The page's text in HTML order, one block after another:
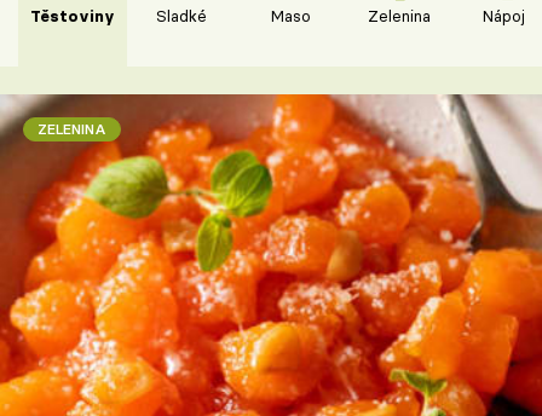
Těstoviny Sladké Maso Zelenina Nápoje
ZELENINA